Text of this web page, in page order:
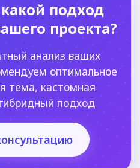
подход
проекта?
анализ ваших
оптимальное
тема, кастомная
подход